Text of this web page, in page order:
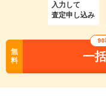
入力して
査定申し込み
無
料
90
一